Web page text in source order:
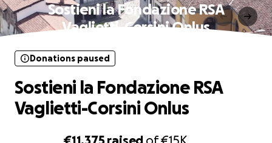
Sostieni la Fondazione RSA
Vaglietti-Corsini Onlus
Donations paused
Sostieni la Fondazione RSA
Vaglietti-Corsini Onlus